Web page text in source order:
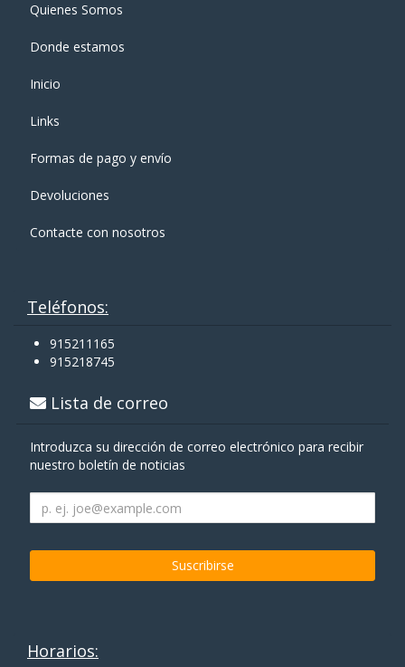
Quienes Somos
Donde estamos
Inicio
Links
Formas de pago y enví­o
Devoluciones
Contacte con nosotros
Teléfonos:
915211165
915218745
Lista de correo
Introduzca su dirección de correo electrónico para recibir
nuestro boletín de noticias
Horarios: